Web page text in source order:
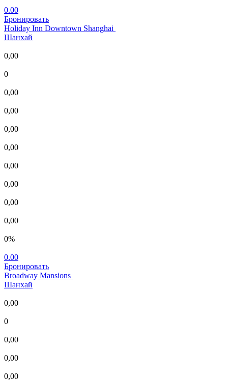
0.00
Бронировать
Holiday Inn Downtown Shanghai
Шанхай
0,00
0
0,00
0,00
0,00
0,00
0,00
0,00
0,00
0,00
0%
0.00
Бронировать
Broadway Mansions
Шанхай
0,00
0
0,00
0,00
0,00